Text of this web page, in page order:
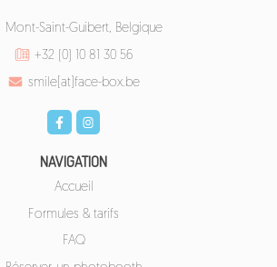
Mont-Saint-Guibert, Belgique
+32 (0) 10 81 30 56
smile[at]face-box.be
NAVIGATION
Accueil
Formules & tarifs
FAQ